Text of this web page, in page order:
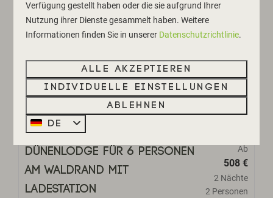
EMPFOHLEN
8,9
Ab
508 €
2 Nächte
2 Personen
Dünenlodge für 6 Personen
am Waldrand mit
Ladestation
Verfügung gestellt haben oder die sie aufgrund Ihrer
Nutzung ihrer Dienste gesammelt haben. Weitere
Informationen finden Sie in unserer Datenschutzrichtlinie.
Alle akzeptieren
Individuelle Einstellungen
Ablehnen
DE